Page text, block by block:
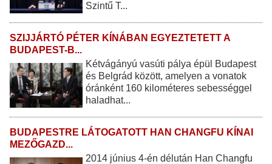
Szintű T...
SZIJJÁRTÓ PÉTER KÍNÁBAN EGYEZTETETT A
BUDAPEST-B...
Kétvágányú vasúti pálya épül Budapest
és Belgrád között, amelyen a vonatok
óránként 160 kilométeres sebességgel
haladhat...
BUDAPESTRE LÁTOGATOTT HAN CHANGFU KÍNAI
MEZŐGAZD...
2014 június 4-én délután Han Changfu